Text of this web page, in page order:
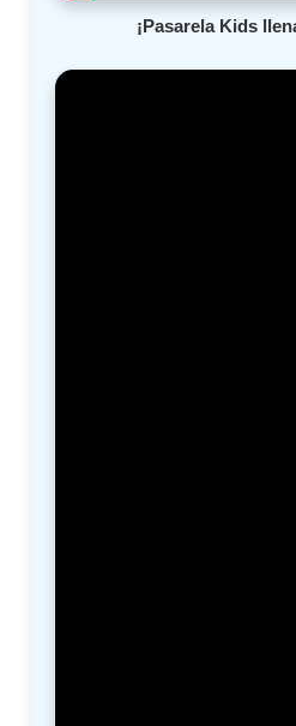
¡Pasarela Kids